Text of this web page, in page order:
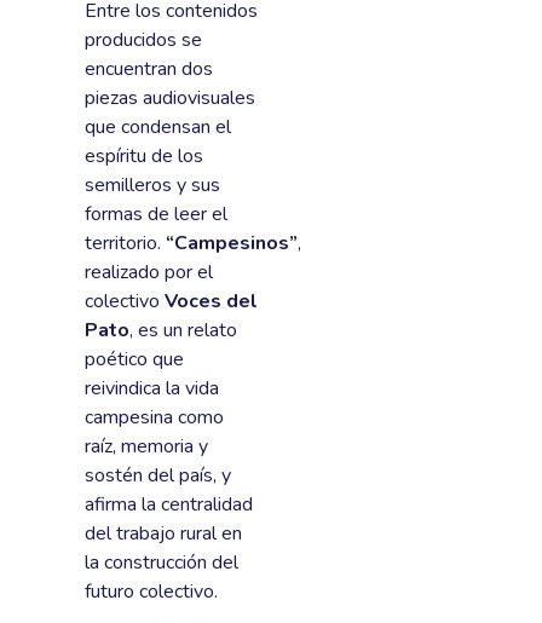
Entre los contenidos
producidos se
encuentran dos
piezas audiovisuales
que condensan el
espíritu de los
semilleros y sus
formas de leer el
territorio. “Campesinos”,
realizado por el
colectivo Voces del
Pato, es un relato
poético que
reivindica la vida
campesina como
raíz, memoria y
sostén del país, y
afirma la centralidad
del trabajo rural en
la construcción del
futuro colectivo.